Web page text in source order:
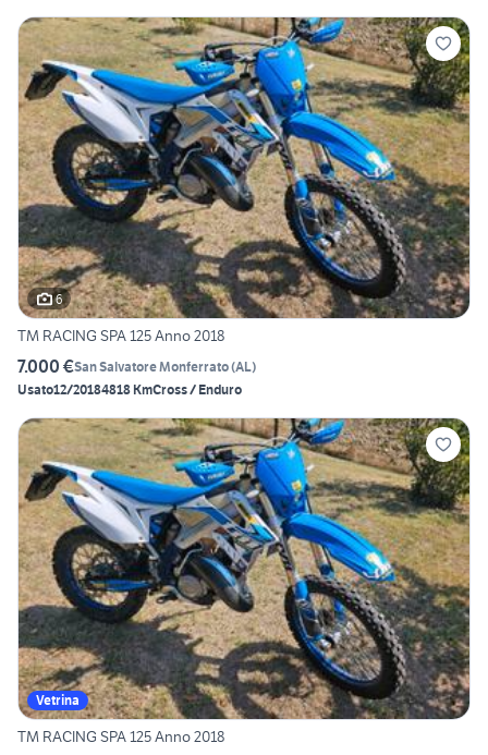
6
TM RACING SPA 125 Anno 2018
7.000 €San Salvatore Monferrato(AL)
Usato12/20184818 KmCross / Enduro
Vetrina
TM RACING SPA 125 Anno 2018